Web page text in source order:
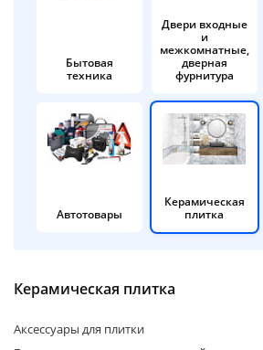
Бытовая
техника
Двери входные
и
межкомнатные,
дверная
фурнитура
Автотовары
Керамическая
плитка
Керамическая плитка
Аксессуары для плитки
недели
Остались вопросы?
8 800 302-02-51
plait.ru